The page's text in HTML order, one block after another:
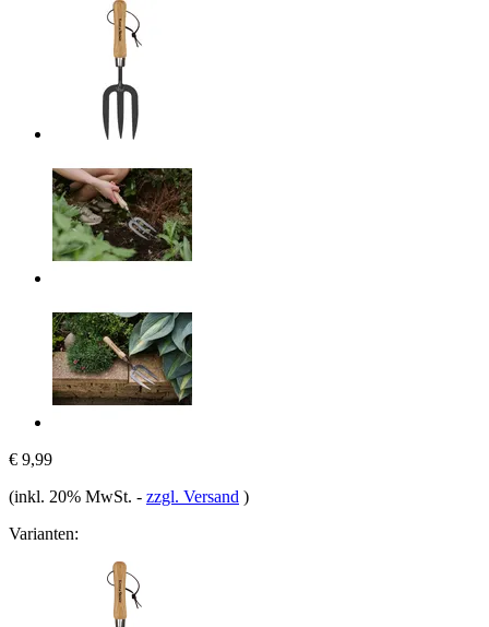
€ 9,99
(inkl. 20% MwSt. - zzgl. Versand )
Varianten: